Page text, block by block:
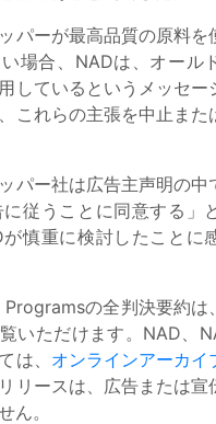
パーが最高品質の原料を
場合、NADは、オール
しているというメッセー
これらの主張を中止また
パー社は広告主声明の中
従うことに同意する」
慎重に検討したことに
の全判決要約は
いただけます。NAD、
は、 オンラインアーカイ
リースは、広告または宣
ん。